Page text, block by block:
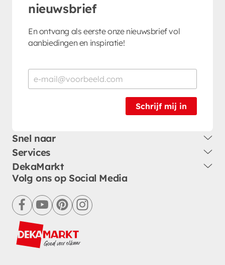
nieuwsbrief
En ontvang als eerste onze nieuwsbrief vol
aanbiedingen en inspiratie!
Schrijf mij in
Snel naar
Services
DekaMarkt
Volg ons op Social Media
facebookyoutubepinterestinstagram